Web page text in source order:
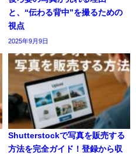
と、“伝わる背中”を撮るための
視点
2025年9月9日
Shutterstockで写真を販売する
方法を完全ガイド！登録から収